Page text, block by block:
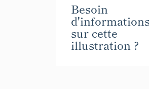
Besoin
sur cette
illustration ?